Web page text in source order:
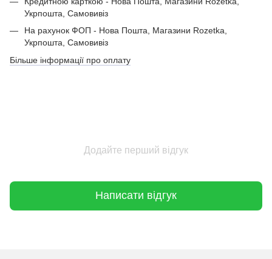
Укрпошта, Самовивіз
На рахунок ФОП - Нова Пошта, Магазини Rozetka,
Укрпошта, Самовивіз
Більше інформації про оплату
Додайте перший відгук
Написати відгук